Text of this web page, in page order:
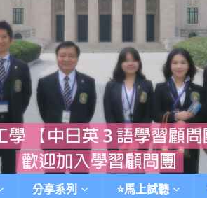
分享系列 ⭐️馬上試聽